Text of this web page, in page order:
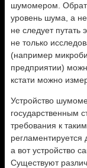
шумомером.
уровень шума, а не
не следует путать
не только
(например
предприятии)
кстати можно
Устройство
государственным
требования к
регламентируется
а вот устройство
Существуют